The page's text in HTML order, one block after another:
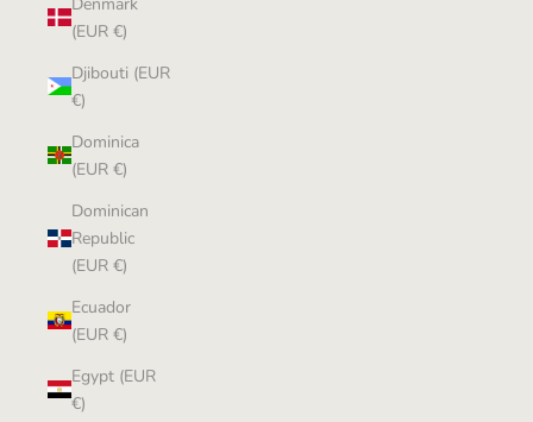
(EUR €)
Djibouti (EUR
€)
Dominica
(EUR €)
Dominican
Republic
(EUR €)
Ecuador
(EUR €)
Egypt (EUR
€)